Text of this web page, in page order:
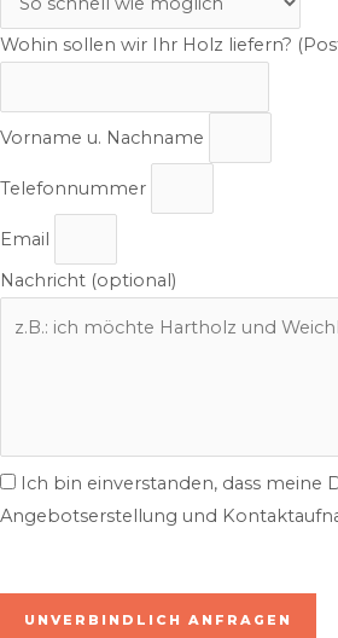
Wohin sollen wir Ihr Holz liefern?
Vorname u. Nachname
Telefonnummer
Email
Nachricht (optional)
Ich bin einverstanden, dass meine
Angebotserstellung und
UNVERBINDLICH ANFRAGEN